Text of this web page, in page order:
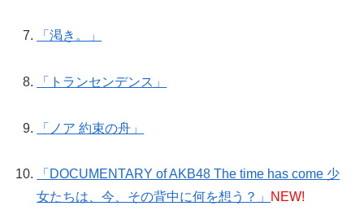
「渇き。」
「トランセンデンス」
「ノア 約束の舟」
「DOCUMENTARY of AKB48 The time has come 少
女たちは、今、その背中に何を想う？」
NEW!